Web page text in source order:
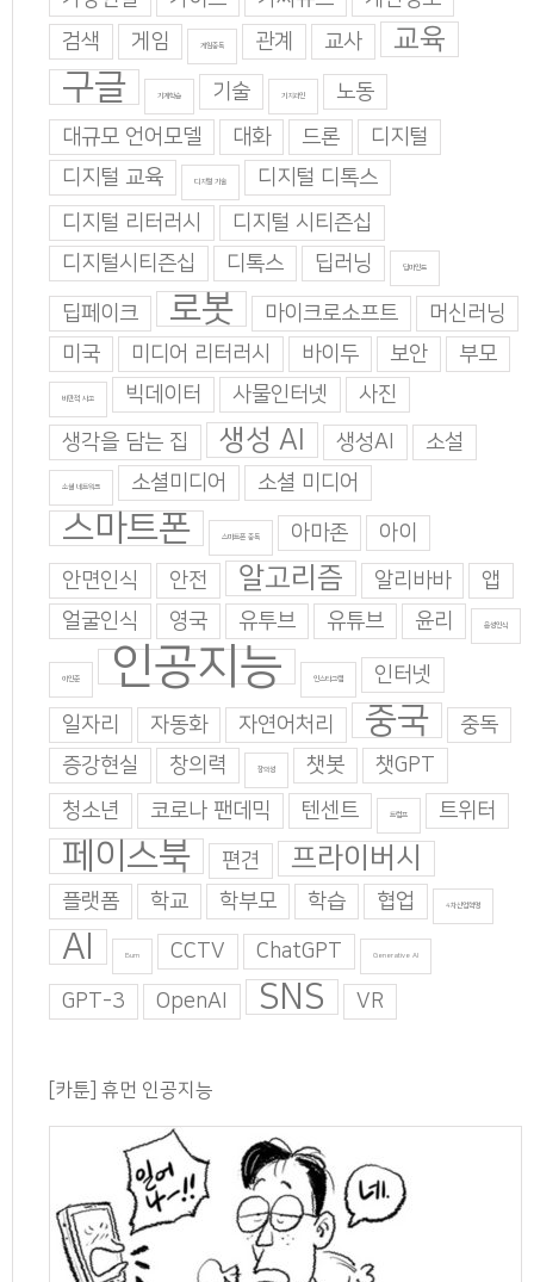
검색
게임 게임중독 관계 교사 교육
구글 기계학습 기술 기지과인
노동
대규모 언어모델
대화 드론
디지털
디지털 교육
디지털 기술
디지털 디톡스
디지털 리터러시
디지털 시티즌십
디지털시티즌십
디톡스 딥러닝 딥마인드
딥페이크 로봇 마이크로소프트
머신러닝
미국
미디어 리터러시 바이두 보안 부모
비판적 사고 빅데이터 사물인터넷
사진
생각을 담는 집
생성 AI 생성AI 소설
소셜 네트워크 소셜미디어 소셜 미디어
스마트폰 스마트폰 중독 아마존
아이
안면인식
안전 알고리즘 알리바바
앱
얼굴인식
영국 유투브 유튜브 윤리 음성인식
이인준 인공지능 인스타그램 인터넷
일자리 자동화 자연어처리 중국
중독
증강현실
창의력 창의성 챗봇
챗GPT
청소년
코로나 팬데믹 텐센트 트럼프 트위터
페이스북 편견 프라이버시
플랫폼 학교 학부모 학습 협업 4차산업혁명
AI Burn CCTV ChatGPT Generative AI
GPT-3 OpenAI SNS VR
[카툰] 휴먼 인공지능